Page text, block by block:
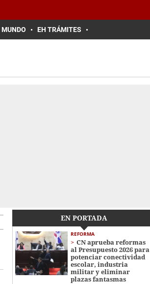
MUNDO EH TRÁMITES
EN PORTADA
REFORMA
CN aprueba reformas
al Presupuesto 2026 para
potenciar conectividad
escolar, industria
militar y eliminar
plazas fantasmas